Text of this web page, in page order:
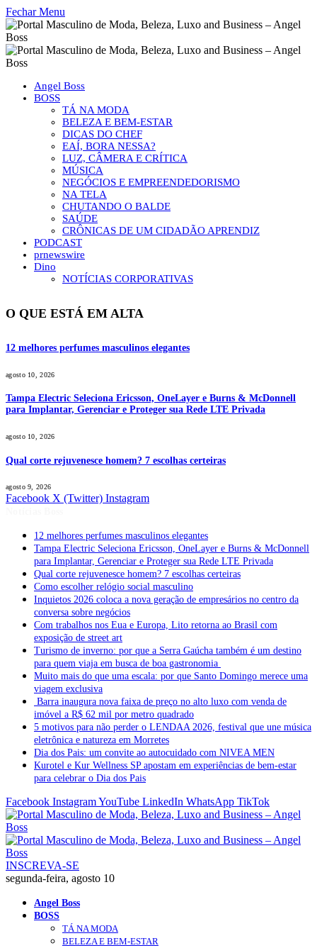
Fechar Menu
Angel Boss
BOSS
TÁ NA MODA
BELEZA E BEM-ESTAR
DICAS DO CHEF
EAÍ, BORA NESSA?
LUZ, CÂMERA E CRÍTICA
MÚSICA
NEGÓCIOS E EMPREENDEDORISMO
NA TELA
CHUTANDO O BALDE
SAÚDE
CRÔNICAS DE UM CIDADÃO APRENDIZ
PODCAST
prnewswire
Dino
NOTÍCIAS CORPORATIVAS
O QUE ESTÁ EM ALTA
12 melhores perfumes masculinos elegantes
agosto 10, 2026
Tampa Electric Seleciona Ericsson, OneLayer e Burns & McDonnell
para Implantar, Gerenciar e Proteger sua Rede LTE Privada
agosto 10, 2026
Qual corte rejuvenesce homem? 7 escolhas certeiras
agosto 9, 2026
Facebook X (Twitter) Instagram
12 melhores perfumes masculinos elegantes
Tampa Electric Seleciona Ericsson, OneLayer e Burns & McDonnell
para Implantar, Gerenciar e Proteger sua Rede LTE Privada
Qual corte rejuvenesce homem? 7 escolhas certeiras
Como escolher relógio social masculino
Inquietos 2026 coloca a nova geração de empresários no centro da
conversa sobre negócios
Com trabalhos nos Eua e Europa, Lito retorna ao Brasil com
exposição de street art
Turismo de inverno: por que a Serra Gaúcha também é um destino
para quem viaja em busca de boa gastronomia
Muito mais do que uma escala: por que Santo Domingo merece uma
viagem exclusiva
Barra inaugura nova faixa de preço no alto luxo com venda de
imóvel a R$ 62 mil por metro quadrado
5 motivos para não perder o LENDAA 2026, festival que une música
eletrônica e natureza em Morretes
Dia dos Pais: um convite ao autocuidado com NIVEA MEN
Kurotel e Kur Wellness SP apostam em experiências de bem-estar
para celebrar o Dia dos Pais
Facebook InstagramYouTube LinkedIn WhatsApp TikTok
INSCREVA-SE
segunda-feira, agosto 10
Angel Boss
BOSS
TÁ NA MODA
BELEZA E BEM-ESTAR